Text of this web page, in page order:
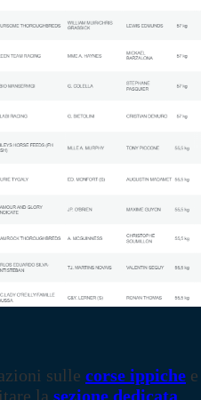
sulle corse ippiche e
la sezione dedicata